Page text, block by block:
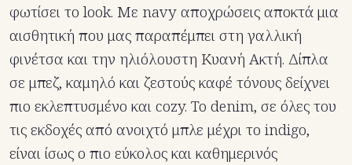
φωτίσει το look. Με navy αποχρώσεις αποκτά μια
αισθητική που μας παραπέμπει στη γαλλική
φινέτσα και την ηλιόλουστη Κυανή Ακτή. Δίπλα
σε μπεζ, καμηλό και ζεστούς καφέ τόνους δείχνει
πιο εκλεπτυσμένο και cozy. Το denim, σε όλες του
τις εκδοχές από ανοιχτό μπλε μέχρι το indigo,
είναι ίσως ο πιο εύκολος και καθημερινός